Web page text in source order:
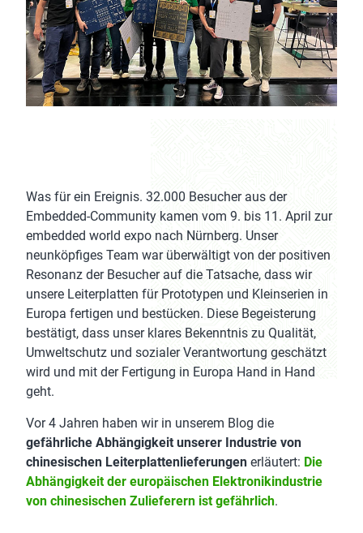
Was für ein Ereignis. 32.000 Besucher aus der
Embedded-Community kamen vom 9. bis 11. April zur
embedded world expo nach Nürnberg. Unser
neunköpfiges Team war überwältigt von der positiven
Resonanz der Besucher auf die Tatsache, dass wir
unsere Leiterplatten für Prototypen und Kleinserien in
Europa fertigen und bestücken. Diese Begeisterung
bestätigt, dass unser klares Bekenntnis zu Qualität,
Umweltschutz und sozialer Verantwortung geschätzt
wird und mit der Fertigung in Europa Hand in Hand
geht.
Vor 4 Jahren haben wir in unserem Blog die
gefährliche Abhängigkeit unserer Industrie von
chinesischen Leiterplattenlieferungen erläutert: Die
Abhängigkeit der europäischen Elektronikindustrie
von chinesischen Zulieferern ist gefährlich.